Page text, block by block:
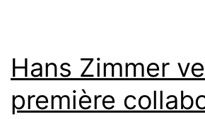
Hans Zimmer
première